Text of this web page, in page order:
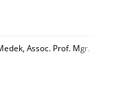
Assoc. Prof. Mgr.